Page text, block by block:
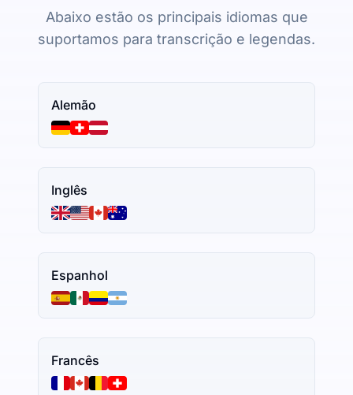
Abaixo estão os principais idiomas que
suportamos para transcrição e legendas.
Alemão
Inglês
Espanhol
Francês